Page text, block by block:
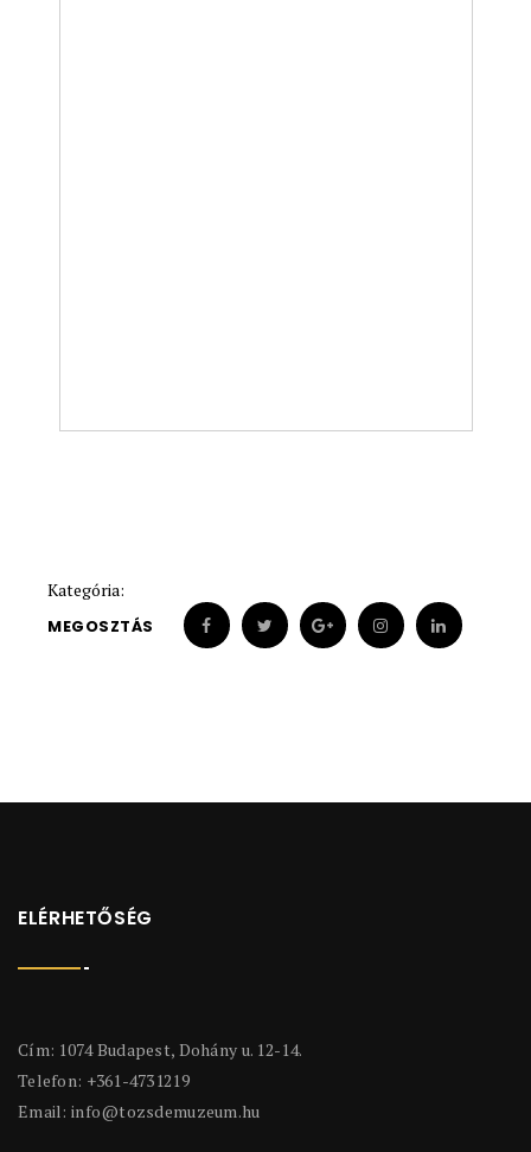
Kategória:
MEGOSZTÁS
ELÉRHETŐSÉG
Cím: 1074 Budapest, Dohány u. 12-14.
Telefon: +361-4731219
Email: info@tozsdemuzeum.hu